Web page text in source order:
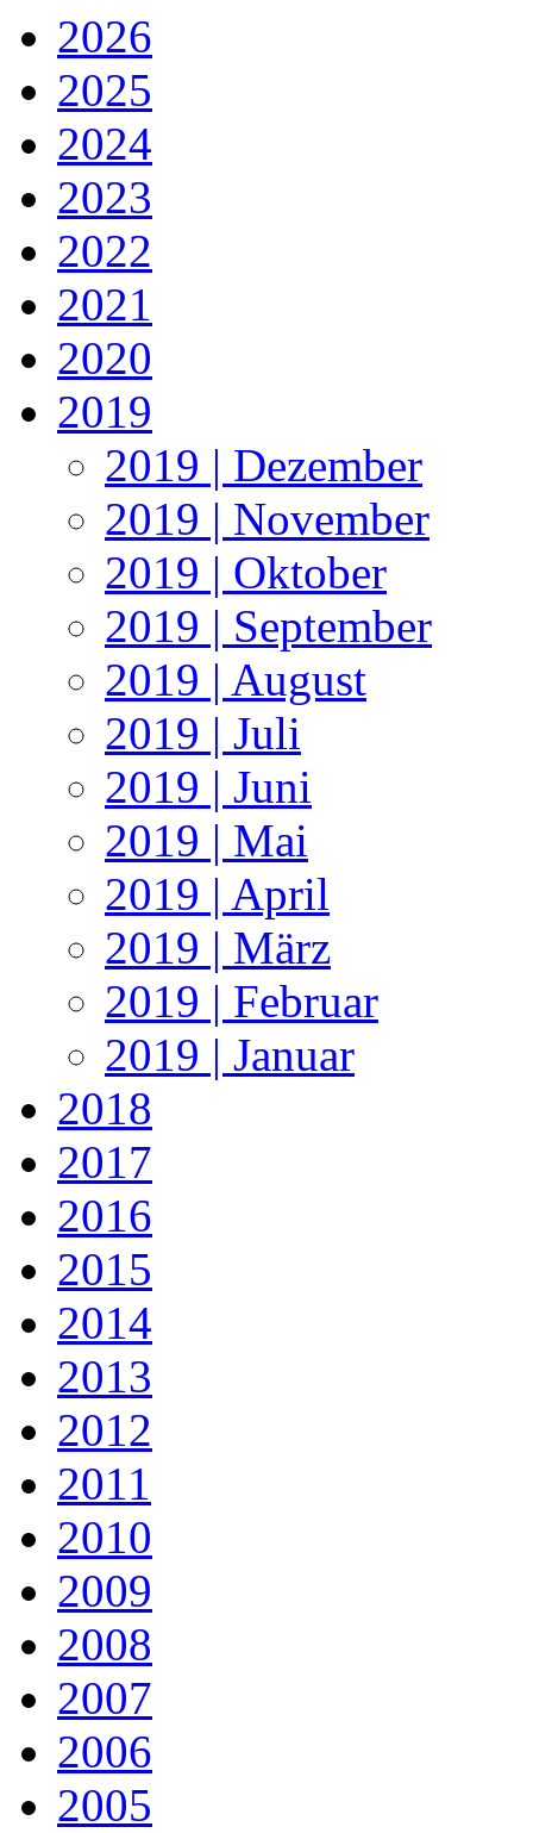
2026
2025
2024
2023
2022
2021
2020
2019
2019 | Dezember
2019 | November
2019 | Oktober
2019 | September
2019 | August
2019 | Juli
2019 | Juni
2019 | Mai
2019 | April
2019 | März
2019 | Februar
2019 | Januar
2018
2017
2016
2015
2014
2013
2012
2011
2010
2009
2008
2007
2006
2005